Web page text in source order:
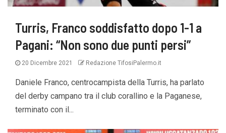
Turris, Franco soddisfatto dopo 1-1 a
Pagani: “Non sono due punti persi”
20 Dicembre 2021 Redazione TifosiPalermo.it
Daniele Franco, centrocampista della Turris, ha parlato
del derby campano tra il club corallino e la Paganese,
terminato con il...